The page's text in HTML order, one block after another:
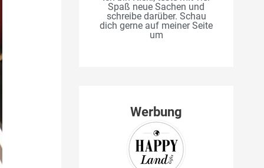
Spaß neue Sachen und
schreibe darüber. Schau
dich gerne auf meiner Seite
um
Werbung